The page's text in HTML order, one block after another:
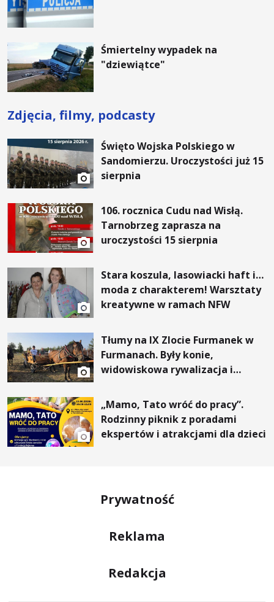
Śmiertelny wypadek na
"dziewiątce"
Zdjęcia, filmy, podcasty
Święto Wojska Polskiego w
Sandomierzu. Uroczystości już 15
sierpnia
106. rocznica Cudu nad Wisłą.
Tarnobrzeg zaprasza na
uroczystości 15 sierpnia
Stara koszula, lasowiacki haft i…
moda z charakterem! Warsztaty
kreatywne w ramach NFW
Tłumy na IX Zlocie Furmanek w
Furmanach. Były konie,
widowiskowa rywalizacja i
„Mamo, Tato wróć do pracy”.
Rodzinny piknik z poradami
ekspertów i atrakcjami dla dzieci
Prywatność
Reklama
Redakcja